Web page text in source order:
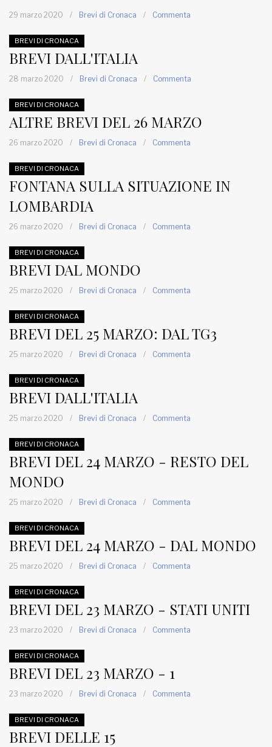
29 marzo 2020 / Brevi di Cronaca / Commenta
BREVI DI CRONACA
BREVI DALL'ITALIA
28 marzo 2020 / Brevi di Cronaca / Commenta
BREVI DI CRONACA
ALTRE BREVI DEL 26 MARZO
26 marzo 2020 / Brevi di Cronaca / Commenta
BREVI DI CRONACA
FONTANA SULLA SITUAZIONE IN
LOMBARDIA
26 marzo 2020 / Brevi di Cronaca / Commenta
BREVI DI CRONACA
BREVI DAL MONDO
25 marzo 2020 / Brevi di Cronaca / Commenta
BREVI DI CRONACA
BREVI DEL 25 MARZO: DAL TG3
25 marzo 2020 / Brevi di Cronaca / Commenta
BREVI DI CRONACA
BREVI DALL'ITALIA
25 marzo 2020 / Brevi di Cronaca / Commenta
BREVI DI CRONACA
BREVI DEL 24 MARZO - RESTO DEL
MONDO
25 marzo 2020 / Brevi di Cronaca / Commenta
BREVI DI CRONACA
BREVI DEL 24 MARZO - DAL MONDO
25 marzo 2020 / Brevi di Cronaca / Commenta
BREVI DI CRONACA
BREVI DEL 23 MARZO - STATI UNITI
23 marzo 2020 / Brevi di Cronaca / Commenta
BREVI DI CRONACA
BREVI DEL 23 MARZO - 1
23 marzo 2020 / Brevi di Cronaca / Commenta
BREVI DI CRONACA
BREVI DELLE 15